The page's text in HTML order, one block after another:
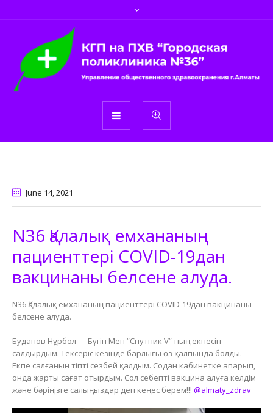
June 14, 2021
N36 Қалалық емхананың
пациенттері COVID-19дан
вакцинаны белсене алуда.
N36 Қалалық емхананың пациенттері COVID-19дан вакцинаны
белсене алуда.
Буданов Нұрбол — Бүгін Мен “Спутник V”-ның екпесін
салдырдым. Тексеріс кезінде барлығы өз қалпында болды.
Екпе салғанын тіпті сезбей қалдым. Содан кабинетке апарып,
онда жарты сағат отырдым. Сол себепті вакцина алуға келдім
және бәріңізге салыңыздар деп кеңес берем!!! @almaty_zdrav